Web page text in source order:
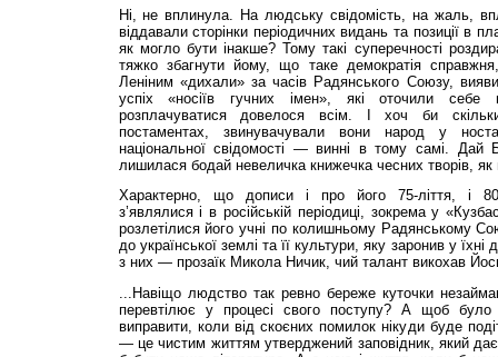
Ні, не вплинула. На людську свідомість, на жаль,
віддавали сторінки періодичних видань та позиції в
як могло бути інакше? Тому такі суперечності
тяжко збагнути йому, що таке демократія
Леніним «дихали» за часів Радянського Союзу,
успіх «носіїв гучних імен», які оточили себе
розплачуватися довелося всім. І хоч би
постаментах, звинувачували вони народ у
національної свідомості — винні в тому самі. Дай
лишилася бодай невеличка книжечка чесних творів,
Характерно, що дописи і про його 75-ліття, і 80-
з’являлися і в російській періодиці, зокрема у
розлетілися його учні по колишньому Радянському
до української землі та її культури, яку заронив у
з них — прозаїк Микола Ничик, чий талант викохав
...Навіщо людство так ревно береже куточки
перевтілює у процесі свого поступу? А щоб
виправити, коли від скоєних помилок нікуди буде
— це чистим життям утверджений заповідник, який